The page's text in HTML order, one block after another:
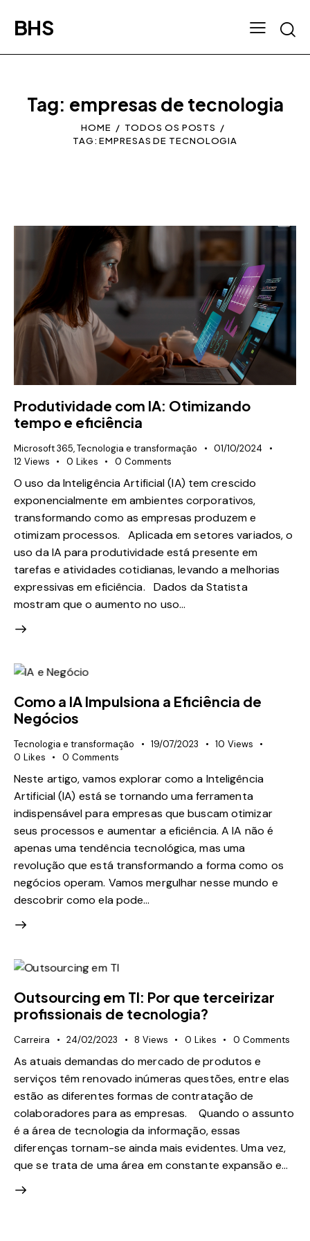
BHS
Tag: empresas de tecnologia
HOME
TODOS OS POSTS
TAG: EMPRESAS DE TECNOLOGIA
Produtividade com IA: Otimizando
tempo e eficiência
Microsoft 365,Tecnologia e transformação
01/10/2024
12 Views 0 Likes 0 Comments
O uso da Inteligência Artificial (IA) tem crescido
exponencialmente em ambientes corporativos,
transformando como as empresas produzem e
otimizam processos. Aplicada em setores variados, o
uso da IA para produtividade está presente em
tarefas e atividades cotidianas, levando a melhorias
expressivas em eficiência. Dados da Statista
mostram que o aumento no uso…
Como a IA Impulsiona a Eficiência de
Negócios
Tecnologia e transformação 19/07/2023 10 Views
0 Likes 0 Comments
Neste artigo, vamos explorar como a Inteligência
Artificial (IA) está se tornando uma ferramenta
indispensável para empresas que buscam otimizar
seus processos e aumentar a eficiência. A IA não é
apenas uma tendência tecnológica, mas uma
revolução que está transformando a forma como os
negócios operam. Vamos mergulhar nesse mundo e
descobrir como ela pode…
Outsourcing em TI: Por que terceirizar
profissionais de tecnologia?
Carreira 24/02/2023 8 Views 0 Likes 0 Comments
As atuais demandas do mercado de produtos e
serviços têm renovado inúmeras questões, entre elas
estão as diferentes formas de contratação de
colaboradores para as empresas. Quando o assunto
é a área de tecnologia da informação, essas
diferenças tornam-se ainda mais evidentes. Uma vez,
que se trata de uma área em constante expansão e…